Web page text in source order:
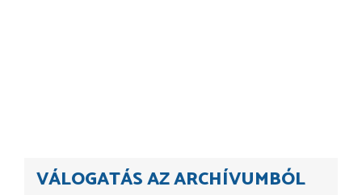
VÁLOGATÁS AZ ARCHÍVUMBÓL